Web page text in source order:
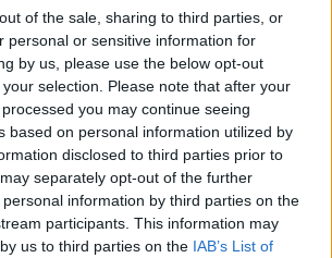
of the sale, sharing to third parties, or
personal or sensitive information for
by us, please use the below opt-out
selection. Please note that after your
you may continue seeing
based on personal information utilized by
disclosed to third parties prior to
separately opt-out of the further
information by third parties on the
participants. This information may
us to third parties on the IAB’s List of